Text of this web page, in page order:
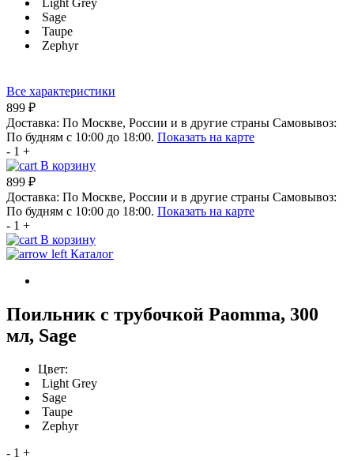
Light Grey
Sage
Taupe
Zephyr
Все характеристики
899 ₽
Доставка: По Москве, России и в другие страны Самовывоз:
По будням с 10:00 до 18:00. Показать на карте
- 1 +
В корзину
899 ₽
Доставка: По Москве, России и в другие страны Самовывоз:
По будням с 10:00 до 18:00. Показать на карте
- 1 +
В корзину
Каталог
Поильник с трубочкой Paomma, 300
мл, Sage
Цвет:
Light Grey
Sage
Taupe
Zephyr
- 1 +